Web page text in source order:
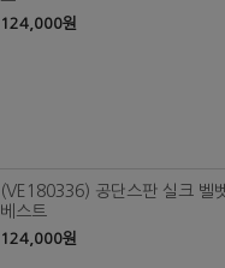
124,000원
(VE180336) 공단스판 실크 벨
베스트
124,000원